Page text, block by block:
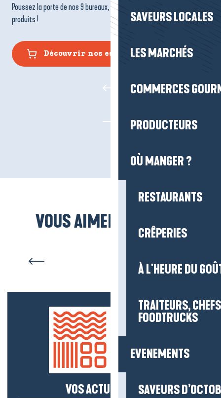
SAVEURS LOCALES
LES MARCHÉS
COMMERCES
PRODUCTEURS
OÙ MANGER ?
RESTAURANTS
CRÊPERIES
À L'HEURE DU
TRAITEURS,
FOODTRUCKS
EVENEMENTS
SAVEURS
Poussez la porte de nos 9 bureaux, pour découvrir l’ensemble de nos
produits !
Découvrir nos espaces Boutique
VOUS AIMEREZ AUSSI...
VOS ACTUS SALÉES !